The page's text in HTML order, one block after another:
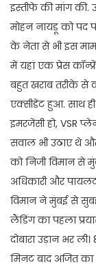
इस्तीफे की मांग
मोहन नायडू को पद
के नेता से भी इस
में यहां एक प्रेस
बहुत खराब तरीके से
एक्सीडेंट हुआ. साथ
इमरजेंसी हो, VSR
सवाल भी उठाए थे
को निजी विमान से
अधिकारी और
विमान ने मुंबई से
लैंडिंग का पहला
दोबारा उड़ान भर
मिनट बाद अजित का